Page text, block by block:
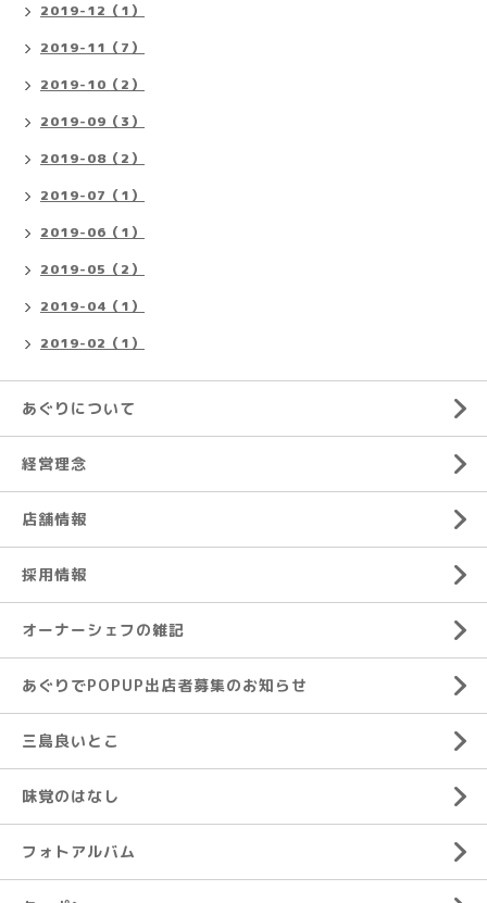
2019-12（1）
2019-11（7）
2019-10（2）
2019-09（3）
2019-08（2）
2019-07（1）
2019-06（1）
2019-05（2）
2019-04（1）
2019-02（1）
あぐりについて
経営理念
店舗情報
採用情報
オーナーシェフの雑記
あぐりでPOPUP出店者募集のお知らせ
三島良いとこ
味覚のはなし
フォトアルバム